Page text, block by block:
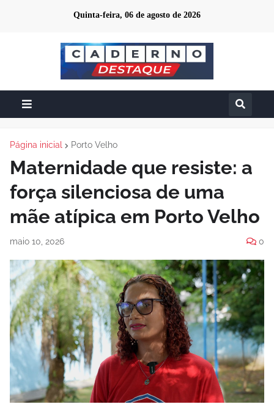
Quinta-feira, 06 de agosto de 2026
Página inicial Porto Velho
Maternidade que resiste: a
força silenciosa de uma
mãe atípica em Porto Velho
maio 10, 2026 0